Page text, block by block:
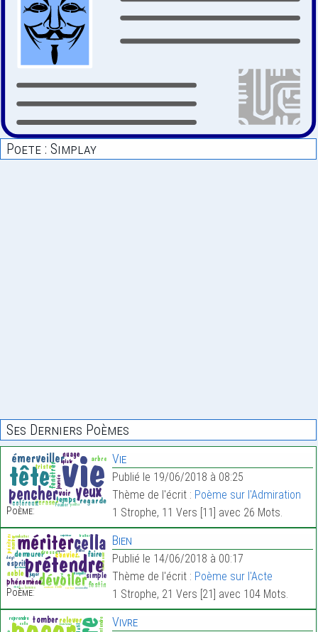
Poete : Simplay
Ses Derniers Poèmes
Poème:
Vie
Publié le 19/06/2018 à 08:25
Thème de l'écrit : Poème sur l'Admiration
1 Strophe, 11 Vers [11] avec 26 Mots.
Poème:
Bien
Publié le 14/06/2018 à 00:17
Thème de l'écrit : Poème sur l'Acte
1 Strophe, 21 Vers [21] avec 104 Mots.
Vivre